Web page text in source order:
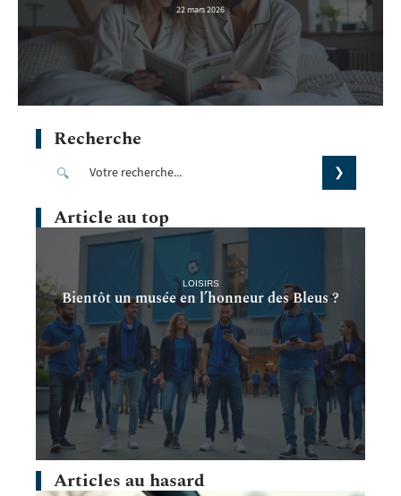
22 mars 2026
Recherche
Article au top
LOISIRS
Bientôt un musée en l’honneur des Bleus ?
Articles au hasard